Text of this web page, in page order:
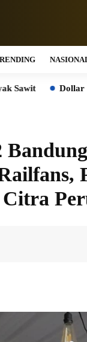
Cost Averaging